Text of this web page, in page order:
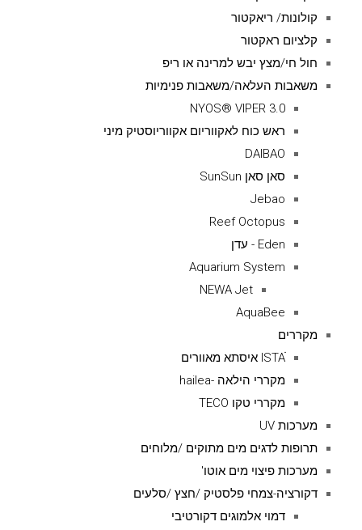
קולונות/ ריאקטור
קלציום ראקטור
חול חי/מצץ יבש למרינה או ריפ
משאבות העלאה/משאבות פנימיות
NYOS® VIPER 3.0
ראש כוח לאקווריום אקווריוסטיק מיני
DAIBAO
סאן סאן SunSun
Jebao
Reef Octopus
Eden - עדן
Aquarium System
NEWA Jet
AquaBee
מקררים
ISTAׁׂ איסתא מאוורים
מקררי הילאה -hailea
מקררי טקו TECO
מערכות UV
תרופות לדגים מים מתוקים /מלוחים
מערכות פיצוי מים אוטו'
דקורציה-צמחי פלסטיק /חצץ /סלעים
דמוי אלמוגים דקורטיבי